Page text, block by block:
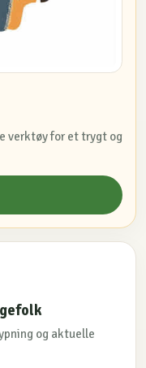
verktøy for et trygt og
og aktuelle